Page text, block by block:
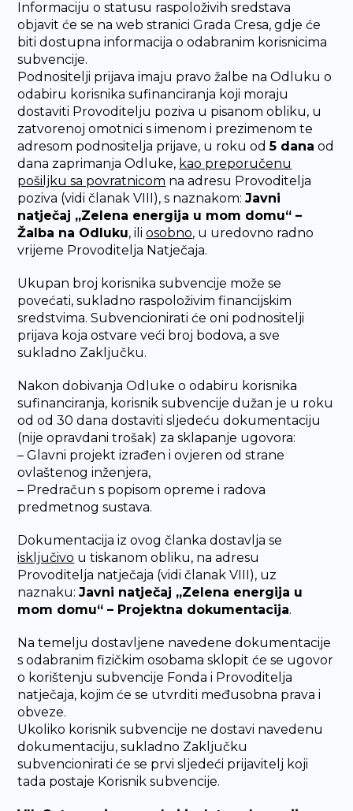
Informaciju o statusu raspoloživih sredstava
objavit će se na web stranici Grada Cresa, gdje će
biti dostupna informacija o odabranim korisnicima
subvencije.
Podnositelji prijava imaju pravo žalbe na Odluku o
odabiru korisnika sufinanciranja koji moraju
dostaviti Provoditelju poziva u pisanom obliku, u
zatvorenoj omotnici s imenom i prezimenom te
adresom podnositelja prijave, u roku od5 dana od
dana zaprimanja Odluke, kao preporučenu
pošiljku sa povratnicom na adresu Provoditelja
poziva (vidi članak VIII), s naznakom:Javni
natječaj „Zelena energija u mom domu“ –
Žalba na Odluku, iliosobno, u uredovno radno
vrijeme Provoditelja Natječaja.
Ukupan broj korisnika subvencije može se
povećati, sukladno raspoloživim financijskim
sredstvima. Subvencionirati će oni podnositelji
prijava koja ostvare veći broj bodova, a sve
sukladno Zaključku.
Nakon dobivanja Odluke o odabiru korisnika
sufinanciranja, korisnik subvencije dužan je u roku
od od 30 dana dostaviti sljedeću dokumentaciju
(nije opravdani trošak) za sklapanje ugovora:
– Glavni projekt izrađen i ovjeren od strane
ovlaštenog inženjera,
– Predračun s popisom opreme i radova
predmetnog sustava.
Dokumentacija iz ovog članka dostavlja se
isključivo u tiskanom obliku, na adresu
Provoditelja natječaja (vidi članak VIII), uz
naznaku:Javni natječaj „Zelena energija u
mom domu“ – Projektna dokumentacija.
Na temelju dostavljene navedene dokumentacije
s odabranim fizičkim osobama sklopit će se ugovor
o korištenju subvencije Fonda i Provoditelja
natječaja, kojim će se utvrditi međusobna prava i
obveze.
Ukoliko korisnik subvencije ne dostavi navedenu
dokumentaciju, sukladno Zaključku
subvencionirati će se prvi sljedeći prijavitelj koji
tada postaje Korisnik subvencije.